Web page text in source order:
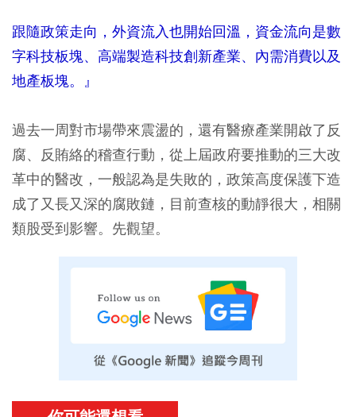
跟隨政策走向，外資流入也開始回溫，資金流向是數
字科技板塊、高端製造科技創新產業、內需消費以及
地產板塊。』
過去一周對市場帶來震盪的，還有醫療產業開啟了反
腐、反賄絡的稽查行動，從上屆政府要推動的三大改
革中的醫改，一般認為是失敗的，政策高度保護下造
成了又長又深的腐敗鏈，目前查核的動靜很大，相關
類股受到影響。先觀望。